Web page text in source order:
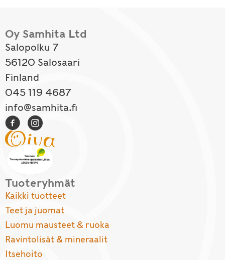
Oy Samhita Ltd
Salopolku 7
56120 Salosaari
Finland
045 119 4687
info@samhita.fi
Tuoteryhmät
Kaikki tuotteet
Teet ja juomat
Luomu mausteet & ruoka
Ravintolisät & mineraalit
Itsehoito